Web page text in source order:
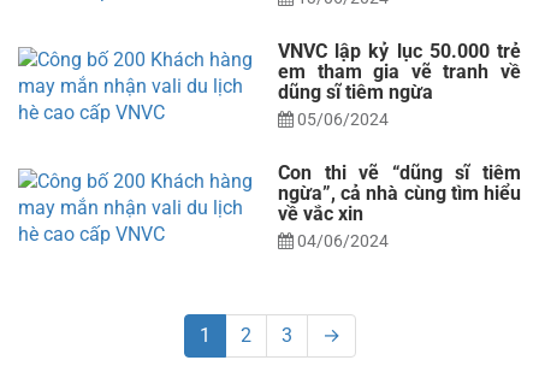
VNVC lập kỷ lục 50.000 trẻ
em tham gia vẽ tranh về
dũng sĩ tiêm ngừa
05/06/2024
Con thi vẽ “dũng sĩ tiêm
ngừa”, cả nhà cùng tìm hiểu
về vắc xin
04/06/2024
1 2 3 →